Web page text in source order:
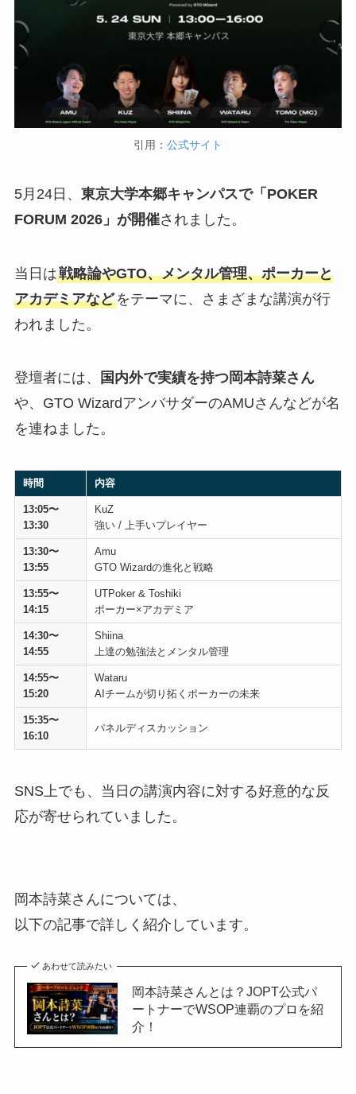
引用： 公式サイト
5月24日、 東京大学本郷キャンパスで「POKER
FORUM 2026」が開催されました。
当日は戦略論やGTO、メンタル管理、ポーカーと
アカデミアなどをテーマに、さまざまな講演が行
われました。
登壇者には、
国内外で実績を持つ岡本詩菜さん
や、GTO WizardアンバサダーのAMUさんなどが名
を連ねました。
時間 内容
13:05〜
13:30
KuZ
強い / 上手いプレイヤー
13:30〜
13:55
Amu
GTO Wizardの進化と戦略
13:55〜
14:15
UTPoker & Toshiki
ポーカー×アカデミア
14:30〜
14:55
Shiina
上達の勉強法とメンタル管理
14:55〜
15:20
Wataru
AIチームが切り拓くポーカーの未来
15:35〜
16:10
パネルディスカッション
SNS上でも、当日の講演内容に対する好意的な反
応が寄せられていました。
岡本詩菜さんについては、
以下の記事で詳しく紹介しています。
あわせて読みたい
岡本詩菜さんとは？JOPT公式パ
ートナーでWSOP連覇のプロを紹
介！